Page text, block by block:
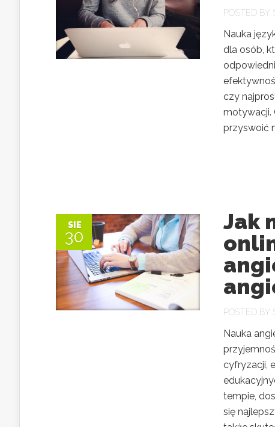
POSTED BY
Nauka
dla osób,
czy
motywacji.
przyswoić
SIE
30
Jak
POSTED BY
Nauka
cyfryzacji,
tempie,
się